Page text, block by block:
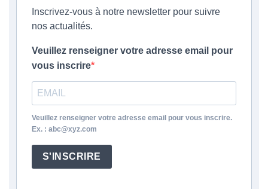
Inscrivez-vous à notre newsletter pour suivre
nos actualités.
Veuillez renseigner votre adresse email pour
vous inscrire
Veuillez renseigner votre adresse email pour vous inscrire.
Ex. : abc@xyz.com
S'INSCRIRE